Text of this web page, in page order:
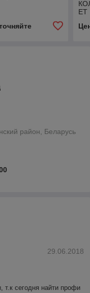
ET
район, Беларусь
29.06.2018
т.к сегодня найти профи